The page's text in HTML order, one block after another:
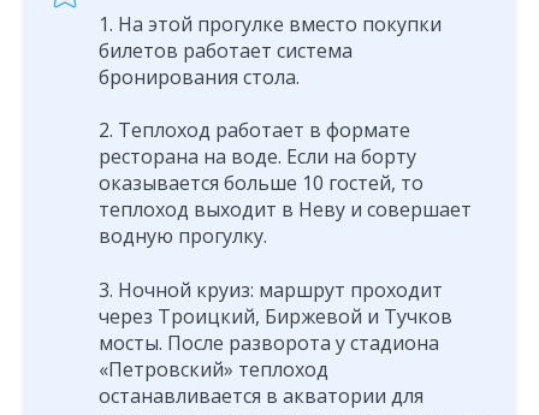
На этой прогулке вместо покупки
билетов работает система
бронирования стола.
Теплоход работает в формате
ресторана на воде. Если на борту
оказывается больше 10 гостей, то
теплоход выходит в Неву и совершает
водную прогулку.
Ночной круиз: маршрут проходит
через Троицкий, Биржевой и Тучков
мосты. После разворота у стадиона
«Петровский» теплоход
останавливается в акватории для